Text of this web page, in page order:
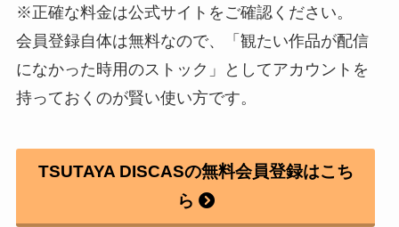
※正確な料金は公式サイトをご確認ください。
会員登録自体は無料なので、「観たい作品が配信
になかった時用のストック」としてアカウントを
持っておくのが賢い使い方です。
TSUTAYA DISCASの無料会員登録はこち
ら